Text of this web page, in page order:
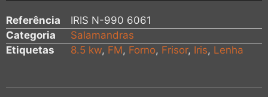
Referência
IRIS N-990 6061
Categoria
Salamandras
Etiquetas
8.5 kw, FM, Forno, Frisor, Iris, Lenha